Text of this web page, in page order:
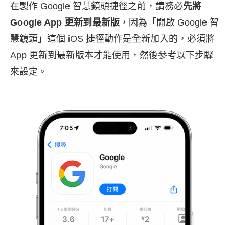
在製作 Google 智慧鏡頭捷徑之前，請務必先將
Google App 更新到最新版 ，因為「開啟 Google 智
慧鏡頭」這個 iOS 捷徑動作是全新加入的，必須將
App 更新到最新版本才能使用，然後參考以下步驟
來設定。